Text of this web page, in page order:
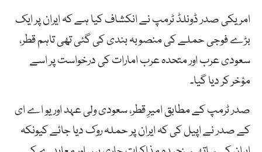
امریکی صدر ڈونلڈ ٹرمپ نے انکشاف کیا ہے کہ ایران پر ایک
بڑے فوجی حملے کی منصوبہ بندی کی گئی تھی تاہم قطر،
سعودی عرب اور متحدہ عرب امارات کی درخواست پر اسے
مؤخر کر دیا گیا۔
صدر ٹرمپ کے مطابق امیرِ قطر، سعودی ولی عہد اور یو اے ای
کے صدر نے اپیل کی کہ ایران پر حملہ روک دیا جائے کیونکہ